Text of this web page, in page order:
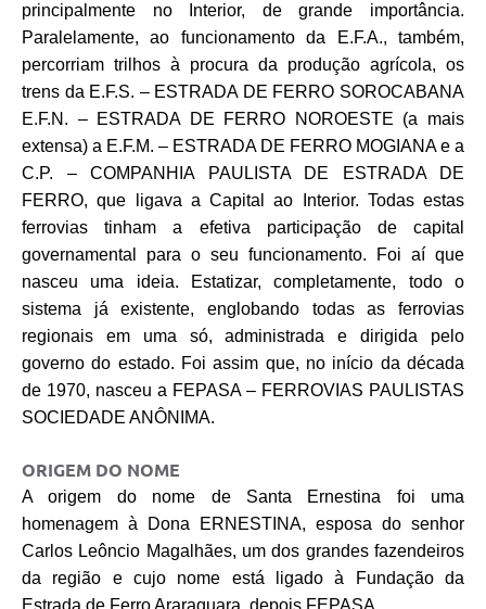
principalmente no Interior, de grande importância.
Paralelamente, ao funcionamento da E.F.A., também,
percorriam trilhos à procura da produção agrícola, os
trens da E.F.S. – ESTRADA DE FERRO SOROCABANA
E.F.N. – ESTRADA DE FERRO NOROESTE (a mais
extensa) a E.F.M. – ESTRADA DE FERRO MOGIANA e a
C.P. – COMPANHIA PAULISTA DE ESTRADA DE
FERRO, que ligava a Capital ao Interior. Todas estas
ferrovias tinham a efetiva participação de capital
governamental para o seu funcionamento. Foi aí que
nasceu uma ideia. Estatizar, completamente, todo o
sistema já existente, englobando todas as ferrovias
regionais em uma só, administrada e dirigida pelo
governo do estado. Foi assim que, no início da década
de 1970, nasceu a FEPASA – FERROVIAS PAULISTAS
SOCIEDADE ANÔNIMA.
ORIGEM DO NOME
A origem do nome de Santa Ernestina foi uma
homenagem à Dona ERNESTINA, esposa do senhor
Carlos Leôncio Magalhães, um dos grandes fazendeiros
da região e cujo nome está ligado à Fundação da